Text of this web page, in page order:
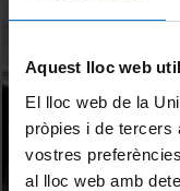
Aquest lloc web
El lloc web de la
pròpies i de tercers
vostres
al lloc web amb